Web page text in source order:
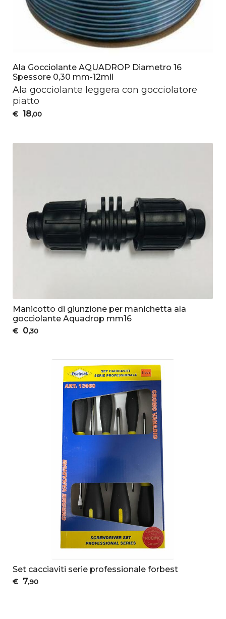
Ala Gocciolante AQUADROP Diametro 16
Spessore 0,30 mm-12mil
Ala gocciolante leggera con gocciolatore
piatto
€ 18,00
Manicotto di giunzione per manichetta ala
gocciolante Aquadrop mm16
€ 0,30
Set cacciaviti serie professionale forbest
€ 7,90